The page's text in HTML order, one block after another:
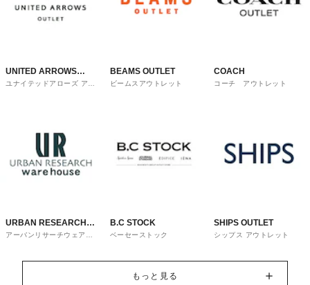
UNITED ARROWS
OUTLET
ユナイテッドアローズ アウ
BEAMS OUTLET
ビームスアウトレット
COACH
コーチ アウトレット
URBAN RESEARCH
ware house
アーバンリサーチウェアハ
B.C STOCK
ベーセーストック
SHIPS OUTLET
シップス アウトレット
もっと見る